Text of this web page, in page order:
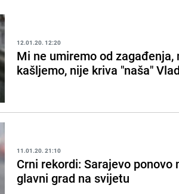
12.01.20. 12:20
Mi ne umiremo od zagađenja,
kašljemo, nije kriva "naša"
11.01.20. 21:10
Crni rekordi: Sarajevo ponovo
glavni grad na svijetu